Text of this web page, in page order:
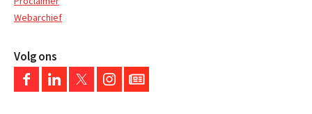
Webarchief
Volg ons